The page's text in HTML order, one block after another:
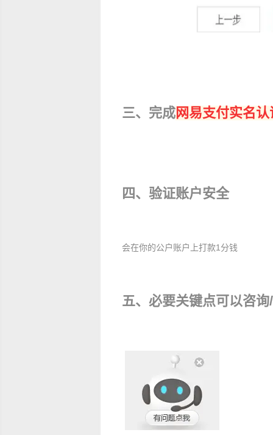
三、完成网易支付实名认
四、验证账户安全
会在你的公户账户上打款1分钱
五、必要关键点可以咨